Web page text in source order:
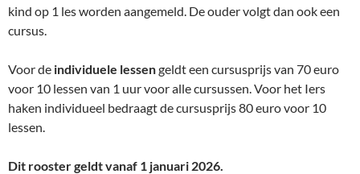
kind op 1 les worden aangemeld. De ouder volgt dan ook een
cursus.
Voor de individuele lessengeldt een cursusprijs van 70 euro
voor 10 lessen van 1 uur voor alle cursussen. Voor het Iers
haken individueel bedraagt de cursusprijs 80 euro voor 10
lessen.
Dit rooster geldt vanaf 1 januari 2026.